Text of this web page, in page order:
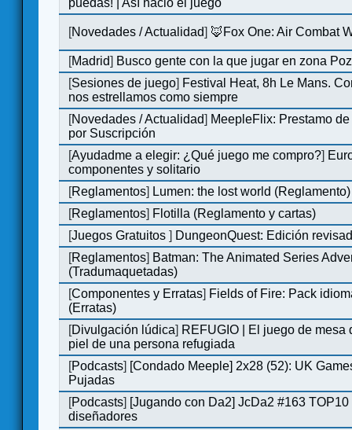
puedas! | Así nació el juego
[Novedades / Actualidad] 🦊Fox One: Air Combat
[Madrid] Busco gente con la que jugar en zona
[Sesiones de juego] Festival Heat, 8h Le Mans.
nos estrellamos como siempre
[Novedades / Actualidad] MeepleFlix: Prestamo
por Suscripción
[Ayudadme a elegir: ¿Qué juego me compro?]
componentes y solitario
[Reglamentos] Lumen: the lost world (Reglamento)
[Reglamentos] Flotilla (Reglamento y cartas)
[Juegos Gratuitos] DungeonQuest: Edición
[Reglamentos] Batman: The Animated Series
(Tradumaquetadas)
[Componentes y Erratas] Fields of Fire: Pack
(Erratas)
[Divulgación lúdica] REFUGIO | El juego de mesa
piel de una persona refugiada
[Podcasts] [Condado Meeple] 2x28 (52): UK
Pujadas
[Podcasts] [Jugando con Da2] JcDa2 #163
diseñadores